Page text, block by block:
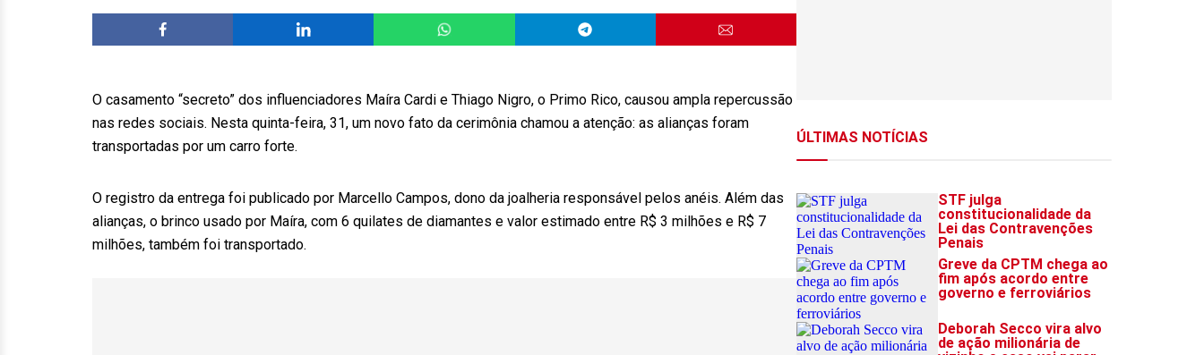
O casamento “secreto” dos influenciadores Maíra Cardi e Thiago Nigro, o Primo Rico, causou ampla repercussão
nas redes sociais. Nesta quinta-feira, 31, um novo fato da cerimônia chamou a atenção: as alianças foram
transportadas por um carro forte.
O registro da entrega foi publicado por Marcello Campos, dono da joalheria responsável pelos anéis. Além das
alianças, o brinco usado por Maíra, com 6 quilates de diamantes e valor estimado entre R$ 3 milhões e R$ 7
milhões, também foi transportado.